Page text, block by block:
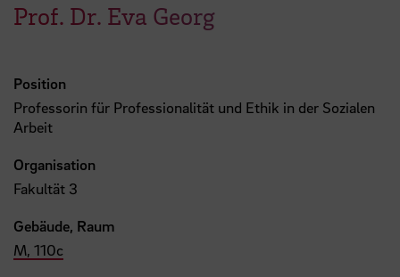
Prof. Dr. Eva Georg
Position
Professorin für Professionalität und Ethik in der Sozialen
Arbeit
Organisation
Fakultät 3
Gebäude, Raum
M, 110c